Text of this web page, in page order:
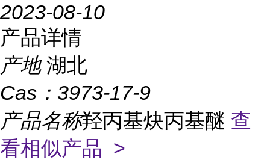
2023-08-10
产品详情
产地 湖北
Cas： 3973-17-9
产品名称羟丙基炔丙基醚 查
看相似产品 >